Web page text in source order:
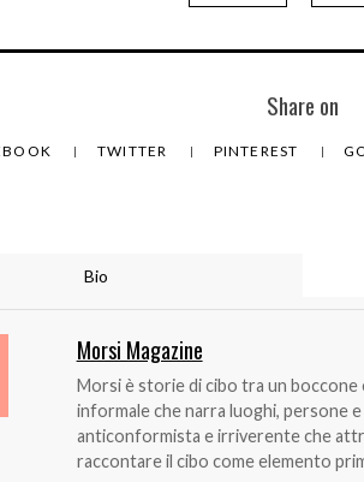
Share on
TWITTER PINTEREST
Bio
Morsi Magazine
Morsi è storie di cibo tra un boccone
informale che narra luoghi, persone
anticonformista e irriverente che
raccontare il cibo come elemento